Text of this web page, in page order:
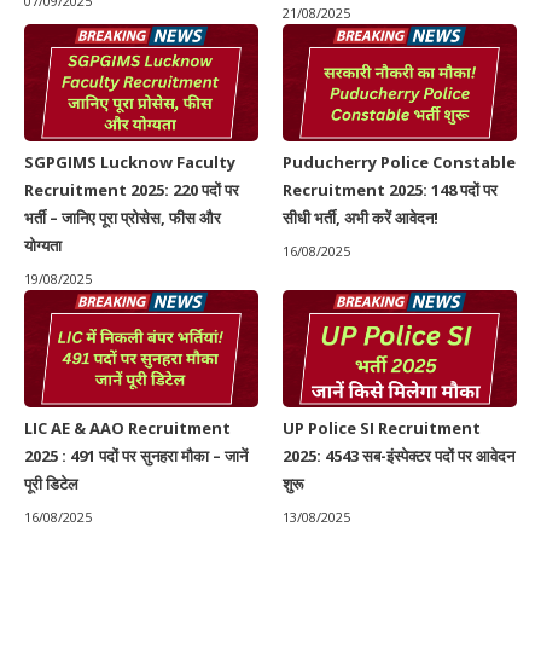
21/08/2025
SGPGIMS Lucknow Faculty
Recruitment 2025: 220 पदों पर
भर्ती – जानिए पूरा प्रोसेस, फीस और
योग्यता
19/08/2025
Puducherry Police Constable
Recruitment 2025: 148 पदों पर
सीधी भर्ती, अभी करें आवेदन!
16/08/2025
LIC AE & AAO Recruitment
2025 : 491 पदों पर सुनहरा मौका – जानें
पूरी डिटेल
16/08/2025
UP Police SI Recruitment
2025: 4543 सब-इंस्पेक्टर पदों पर आवेदन
शुरू
13/08/2025